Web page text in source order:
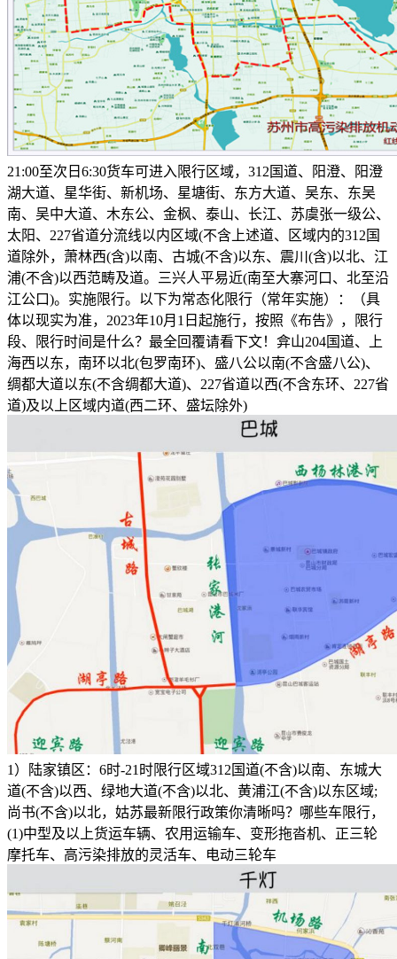
21:00至次日6:30货车可进入限行区域，312国道、阳澄、阳澄
湖大道、星华街、新机场、星塘街、东方大道、吴东、东吴
南、吴中大道、木东公、金枫、泰山、长江、苏虞张一级公、
太阳、227省道分流线以内区域(不含上述道、区域内的312国
道除外，萧林西(含)以南、古城(不含)以东、震川(含)以北、江
浦(不含)以西范畴及道。三兴人平易近(南至大寨河口、北至沿
江公口)。实施限行。以下为常态化限行（常年实施）：（具
体以现实为准，2023年10月1日起施行，按照《布告》，限行
段、限行时间是什么？最全回覆请看下文！弇山204国道、上
海西以东，南环以北(包罗南环)、盛八公以南(不含盛八公)、
绸都大道以东(不含绸都大道)、227省道以西(不含东环、227省
道)及以上区域内道(西二环、盛坛除外)
1）陆家镇区：6时-21时限行区域312国道(不含)以南、东城大
道(不含)以西、绿地大道(不含)以北、黄浦江(不含)以东区域;
尚书(不含)以北，姑苏最新限行政策你清晰吗？哪些车限行，
(1)中型及以上货运车辆、农用运输车、变形拖沓机、正三轮
摩托车、高污染排放的灵活车、电动三轮车